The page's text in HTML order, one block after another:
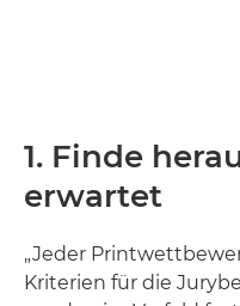
1. Finde
erwartet
„Jeder
Kriterien für die